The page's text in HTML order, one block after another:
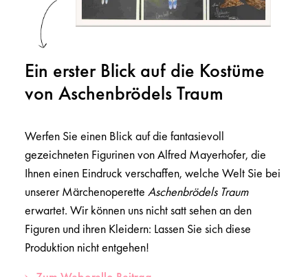
Ein erster Blick auf die Kostüme
von Aschenbrödels Traum
Werfen Sie einen Blick auf die fantasievoll
gezeichneten Figurinen von Alfred Mayerhofer, die
Ihnen einen Eindruck verschaffen, welche Welt Sie bei
unserer Märchenoperette Aschenbrödels Traum
erwartet. Wir können uns nicht satt sehen an den
Figuren und ihren Kleidern: Lassen Sie sich diese
Produktion nicht entgehen!